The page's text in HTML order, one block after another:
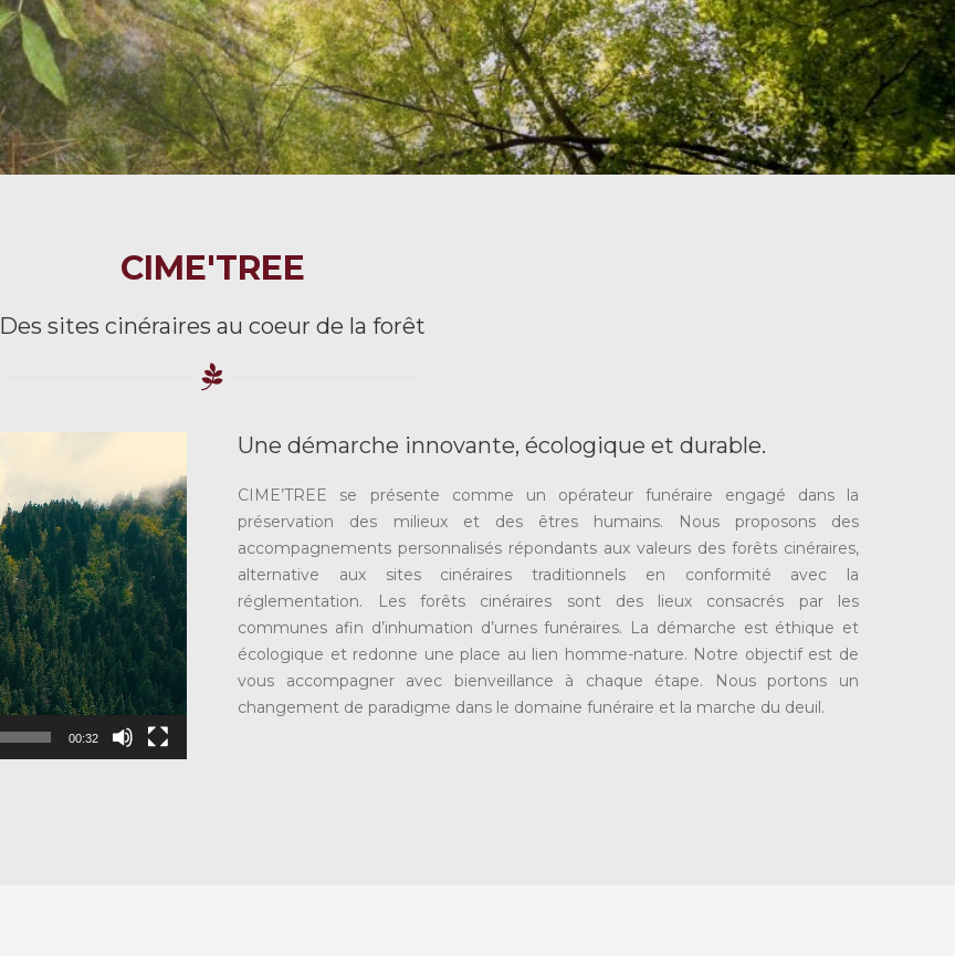
CIME'TREE
Des sites cinéraires au coeur de la forêt
00:32
Une démarche innovante, écologique et durable.
CIME’TREE se présente comme un opérateur funéraire engagé dans la
préservation des milieux et des êtres humains. Nous proposons des
accompagnements personnalisés répondants aux valeurs des forêts cinéraires,
alternative aux sites cinéraires traditionnels en conformité avec la
réglementation. Les forêts cinéraires sont des lieux consacrés par les
communes afin d’inhumation d’urnes funéraires. La démarche est éthique et
écologique et redonne une place au lien homme-nature. Notre objectif est de
vous accompagner avec bienveillance à chaque étape. Nous portons un
changement de paradigme dans le domaine funéraire et la marche du deuil.